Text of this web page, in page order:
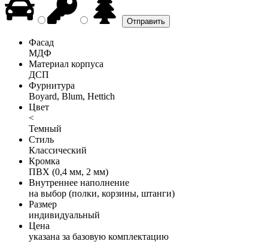
Фасад
МДФ
Материал корпуса
ДСП
Фурнитура
Boyard, Blum, Hettich
Цвет
<
Темный
Стиль
Классический
Кромка
ПВХ (0,4 мм, 2 мм)
Внутреннее наполнение
на выбор (полки, корзины, штанги)
Размер
индивидуальный
Цена
указана за базовую комплектацию